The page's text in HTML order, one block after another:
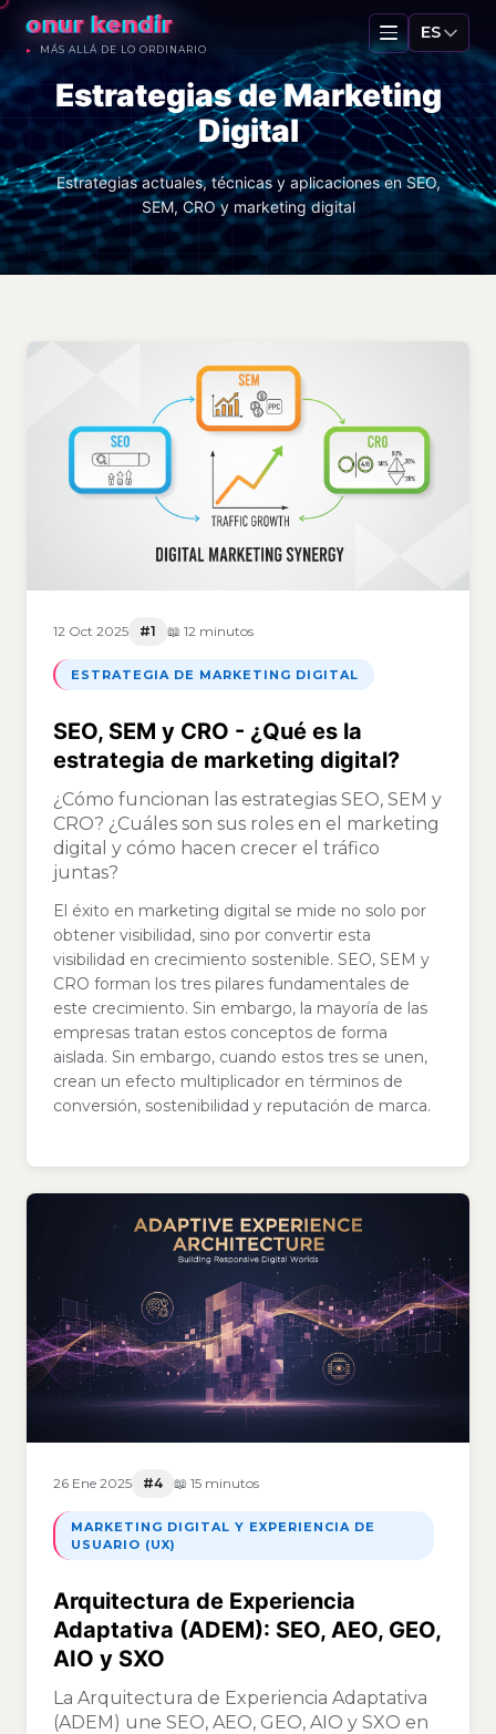
onur kendir
MÁS ALLÁ DE LO ORDINARIO
ES
Estrategias de Marketing
Digital
Estrategias actuales, técnicas y aplicaciones en SEO,
SEM, CRO y marketing digital
12 Oct 2025 #1 📖 12 minutos
ESTRATEGIA DE MARKETING DIGITAL
SEO, SEM y CRO - ¿Qué es la
estrategia de marketing digital?
¿Cómo funcionan las estrategias SEO, SEM y
CRO? ¿Cuáles son sus roles en el marketing
digital y cómo hacen crecer el tráfico
juntas?
El éxito en marketing digital se mide no solo por
obtener visibilidad, sino por convertir esta
visibilidad en crecimiento sostenible. SEO, SEM y
CRO forman los tres pilares fundamentales de
este crecimiento. Sin embargo, la mayoría de las
empresas tratan estos conceptos de forma
aislada. Sin embargo, cuando estos tres se unen,
crean un efecto multiplicador en términos de
conversión, sostenibilidad y reputación de marca.
26 Ene 2025 #4 📖 15 minutos
MARKETING DIGITAL Y EXPERIENCIA DE
USUARIO (UX)
Arquitectura de Experiencia
Adaptativa (ADEM): SEO, AEO, GEO,
AIO y SXO
La Arquitectura de Experiencia Adaptativa
(ADEM) une SEO, AEO, GEO, AIO y SXO en